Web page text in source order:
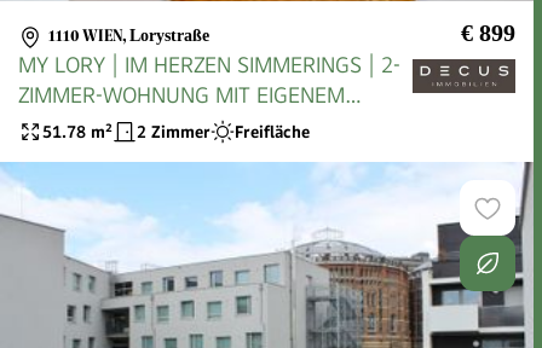
1110 WIEN, Lorystraße € 899
MY LORY | IM HERZEN SIMMERINGS | 2-
ZIMMER-WOHNUNG MIT EIGENEM
BALKON | AB SOFORT VERFÜGBAR
51.78 m² 2 Zimmer Freifläche